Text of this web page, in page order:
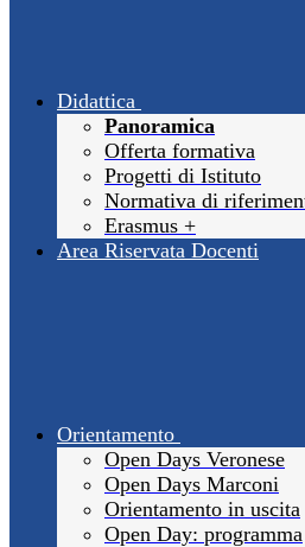
Didattica
Panoramica
Offerta formativa
Progetti di Istituto
Normativa di
Erasmus +
Area Riservata Docenti
Orientamento
Open Days Veronese
Open Days Marconi
Orientamento in uscita
Open Day: programma